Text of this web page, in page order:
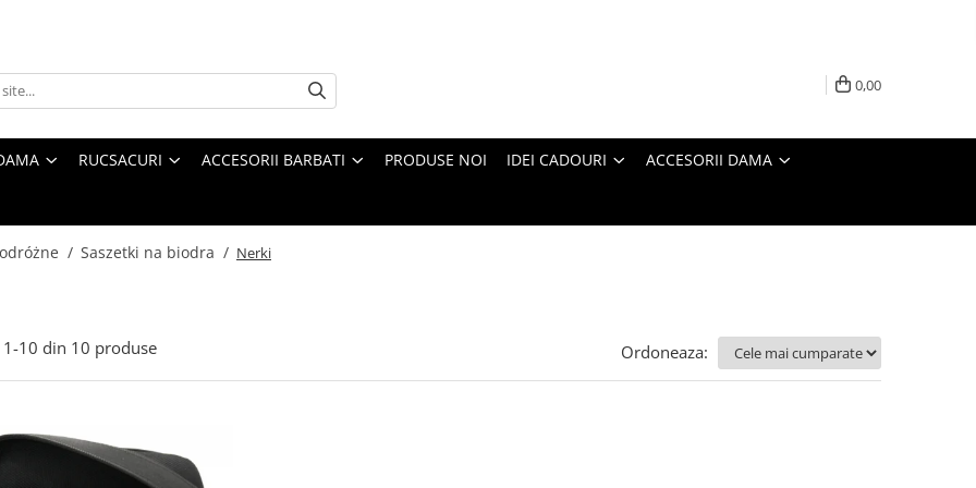
0,00
RUCSACURI ACCESORII BARBATI PRODUSE NOI IDEI CADOURI ACCESORII DAMA
/ Saszetki na biodra / Nerki
1-10 din 10 produse Ordoneaza: